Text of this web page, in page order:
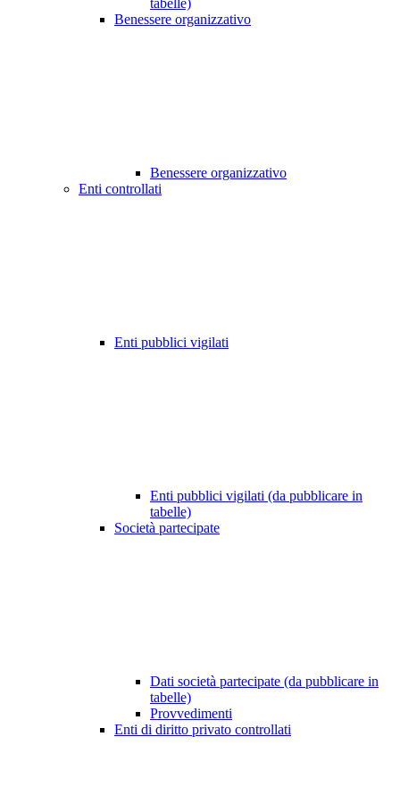
tabelle)
Benessere organizzativo
Benessere organizzativo
Enti controllati
Enti pubblici vigilati
Enti pubblici vigilati (da pubblicare in
tabelle)
Società partecipate
Dati società partecipate (da pubblicare in
tabelle)
Provvedimenti
Enti di diritto privato controllati